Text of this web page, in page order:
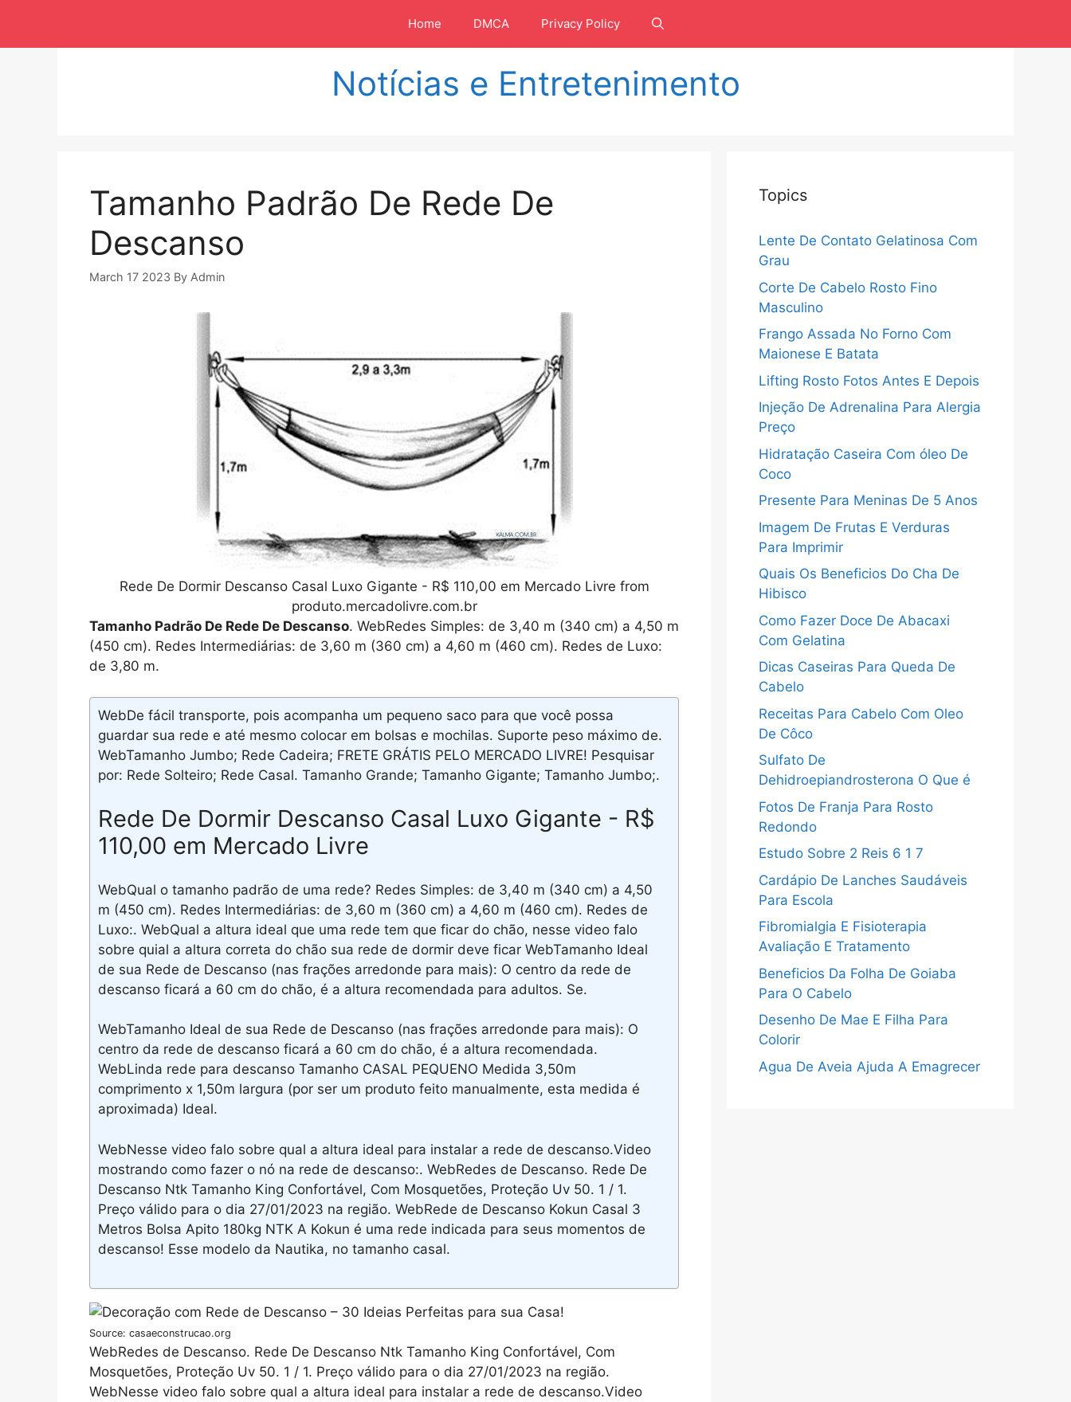
isi
Home DMCA Privacy Policy
Notícias e Entretenimento
Tamanho Padrão De Rede De
Descanso
March 17 2023 By Admin
Rede De Dormir Descanso Casal Luxo Gigante - R$ 110,00 em Mercado Livre from
produto.mercadolivre.com.br
Tamanho Padrão De Rede De Descanso. WebRedes Simples: de 3,40 m (340 cm) a 4,50 m
(450 cm). Redes Intermediárias: de 3,60 m (360 cm) a 4,60 m (460 cm). Redes de Luxo:
de 3,80 m.
WebDe fácil transporte, pois acompanha um pequeno saco para que você possa
guardar sua rede e até mesmo colocar em bolsas e mochilas. Suporte peso máximo de.
WebTamanho Jumbo; Rede Cadeira; FRETE GRÁTIS PELO MERCADO LIVRE! Pesquisar
por: Rede Solteiro; Rede Casal. Tamanho Grande; Tamanho Gigante; Tamanho Jumbo;.
Rede De Dormir Descanso Casal Luxo Gigante - R$
110,00 em Mercado Livre
WebQual o tamanho padrão de uma rede? Redes Simples: de 3,40 m (340 cm) a 4,50
m (450 cm). Redes Intermediárias: de 3,60 m (360 cm) a 4,60 m (460 cm). Redes de
Luxo:. WebQual a altura ideal que uma rede tem que ficar do chão, nesse video falo
sobre quial a altura correta do chão sua rede de dormir deve ficar WebTamanho Ideal
de sua Rede de Descanso (nas frações arredonde para mais): O centro da rede de
descanso ficará a 60 cm do chão, é a altura recomendada para adultos. Se.
WebTamanho Ideal de sua Rede de Descanso (nas frações arredonde para mais): O
centro da rede de descanso ficará a 60 cm do chão, é a altura recomendada.
WebLinda rede para descanso Tamanho CASAL PEQUENO Medida 3,50m
comprimento x 1,50m largura (por ser um produto feito manualmente, esta medida é
aproximada) Ideal.
WebNesse video falo sobre qual a altura ideal para instalar a rede de descanso.Video
mostrando como fazer o nó na rede de descanso:. WebRedes de Descanso. Rede De
Descanso Ntk Tamanho King Confortável, Com Mosquetões, Proteção Uv 50. 1 / 1.
Preço válido para o dia 27/01/2023 na região. WebRede de Descanso Kokun Casal 3
Metros Bolsa Apito 180kg NTK A Kokun é uma rede indicada para seus momentos de
descanso! Esse modelo da Nautika, no tamanho casal.
Source: casaeconstrucao.org
WebRedes de Descanso. Rede De Descanso Ntk Tamanho King Confortável, Com
Mosquetões, Proteção Uv 50. 1 / 1. Preço válido para o dia 27/01/2023 na região.
WebNesse video falo sobre qual a altura ideal para instalar a rede de descanso.Video
Topics
Lente De Contato Gelatinosa Com
Grau
Corte De Cabelo Rosto Fino
Masculino
Frango Assada No Forno Com
Maionese E Batata
Lifting Rosto Fotos Antes E Depois
Injeção De Adrenalina Para Alergia
Preço
Hidratação Caseira Com óleo De
Coco
Presente Para Meninas De 5 Anos
Imagem De Frutas E Verduras
Para Imprimir
Quais Os Beneficios Do Cha De
Hibisco
Como Fazer Doce De Abacaxi
Com Gelatina
Dicas Caseiras Para Queda De
Cabelo
Receitas Para Cabelo Com Oleo
De Côco
Sulfato De
Dehidroepiandrosterona O Que é
Fotos De Franja Para Rosto
Redondo
Estudo Sobre 2 Reis 6 1 7
Cardápio De Lanches Saudáveis
Para Escola
Fibromialgia E Fisioterapia
Avaliação E Tratamento
Beneficios Da Folha De Goiaba
Para O Cabelo
Desenho De Mae E Filha Para
Colorir
Agua De Aveia Ajuda A Emagrecer